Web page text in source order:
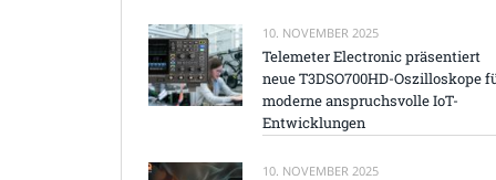
10. NOVEMBER 2025
Telemeter Electronic präsentiert
neue T3DSO700HD-Oszilloskope
moderne anspruchsvolle IoT-
Entwicklungen
10. NOVEMBER 2025